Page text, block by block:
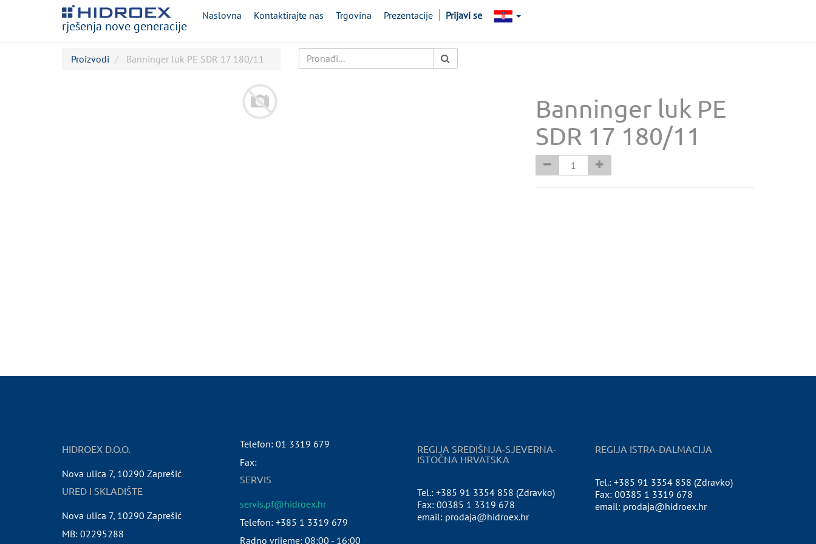
rješenja nove generacije
Naslovna Kontaktirajte nas Trgovina Prezentacije Prijavi se
Proizvodi Banninger luk PE SDR 17 180/11
Banninger luk PE
SDR 17 180/11
HIDROEX D.O.O.
Nova ulica 7, 10290 Zaprešić
URED I SKLADIŠTE
Nova ulica 7, 10290 Zaprešić
MB: 02295288
Telefon: 01 3319 679
Fax:
SERVIS
servis.pf@hidroex.hr
Telefon: +385 1 3319 679
Radno vrijeme: 08:00 - 16:00
REGIJA SREDIŠNJA-SJEVERNA-
ISTOČNA HRVATSKA
Tel.: +385 91 3354 858 (Zdravko)
Fax: 00385 1 3319 678
email: prodaja@hidroex.hr
REGIJA ISTRA-DALMACIJA
Tel.: +385 91 3354 858 (Zdravko)
Fax: 00385 1 3319 678
email: prodaja@hidroex.hr